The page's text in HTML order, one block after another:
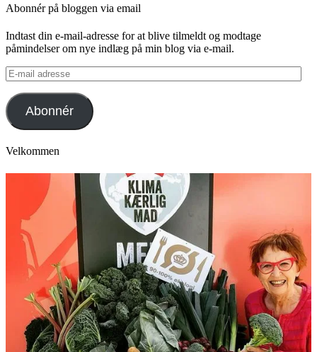
Abonnér på bloggen via email
Indtast din e-mail-adresse for at blive tilmeldt og modtage
påmindelser om nye indlæg på min blog via e-mail.
E-
mail
adresse
Abonnér
Velkommen